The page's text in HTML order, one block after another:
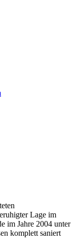
Lage im
im Jahre 2004 unter
komplett saniert